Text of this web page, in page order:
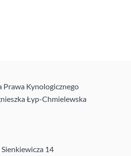
Prawa Kynologicznego
Łyp-Chmielewska
Sienkiewicza 14